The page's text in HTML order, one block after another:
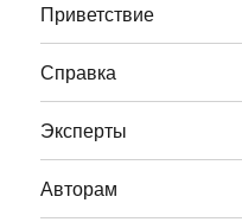
Приветствие
Справка
Эксперты
Авторам